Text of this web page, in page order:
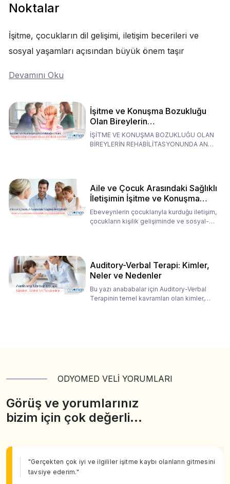
Noktalar
İşitme, çocukların dil gelişimi, iletişim becerileri ve
sosyal yaşamları açısından büyük önem taşır
Devamını Oku
İşitme ve Konuşma Bozukluğu
Olan Bireylerin
Rehabilitasyonunda Ana
Babaların Tutumları
İŞİTME VE KONUŞMA BOZUKLUĞU OLAN
BİREYLERİN REHABİLİTASYONUNDA ANA
Aile ve Çocuk Arasındaki Sağlıklı
İletişimin İşitme ve Konuşma
Rehabilitasyonundaki Rolü
Ebeveynlerin çocuklarıyla kurduğu iletişim,
çocukların kişilik gelişiminde ve sosyal-
Auditory-Verbal Terapi: Kimler,
Neler ve Nedenler
Bu yazı anababalar için Auditory-Verbal
Terapinin temel kavramları olan kimler,
ODYOMED VELİ YORUMLARI
Görüş ve yorumlarınız
bizim için çok değerli…
"Gerçekten çok iyi ve ilgililer işitme kaybı olanların gitmesini
tavsiye ederim."